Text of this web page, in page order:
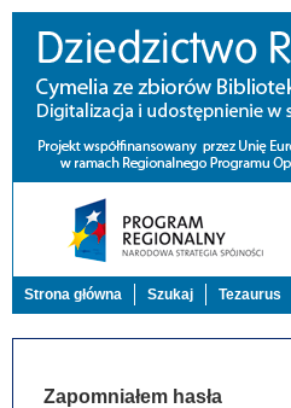
Strona główna Szukaj Tezaurus
Zapomniałem hasła